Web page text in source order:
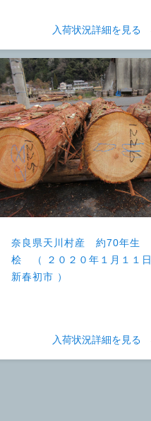
入荷状況詳細を見る
奈良県天川村産 約70年生
桧 （ ２０２０年１月１１日
新春初市 ）
入荷状況詳細を見る